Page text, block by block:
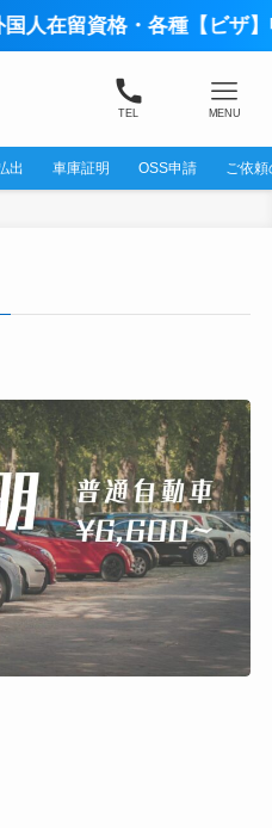
各種【ビザ】申請取次
TEL MENU
出 車庫証明 OSS申請 ご依